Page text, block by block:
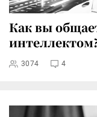
Как вы
3074 4